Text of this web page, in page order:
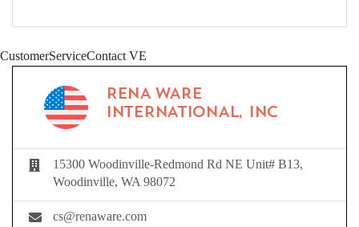
CustomerServiceContact VE
RENA WARE
INTERNATIONAL, INC
15300 Woodinville-Redmond Rd NE Unit# B13,
Woodinville, WA 98072
cs@renaware.com